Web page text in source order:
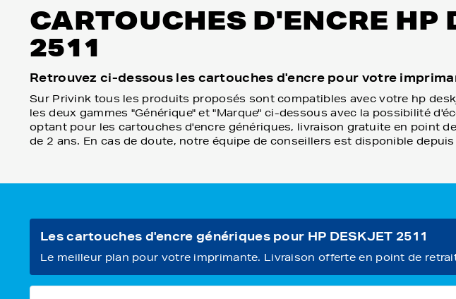
CARTOUCHES D'ENCRE HP
2511
Retrouvez ci-dessous les cartouches d'encre pour votre
Sur Privink tous les produits proposés sont compatibles avec votre hp
les deux gammes "Générique" et "Marque" ci-dessous avec la possibilité
optant pour les cartouches d'encre génériques, livraison gratuite en point
de 2 ans. En cas de doute, notre équipe de conseillers est disponible
Les cartouches d'encre génériques pour HP DESKJET 2511
Le meilleur plan pour votre imprimante. Livraison offerte en point de